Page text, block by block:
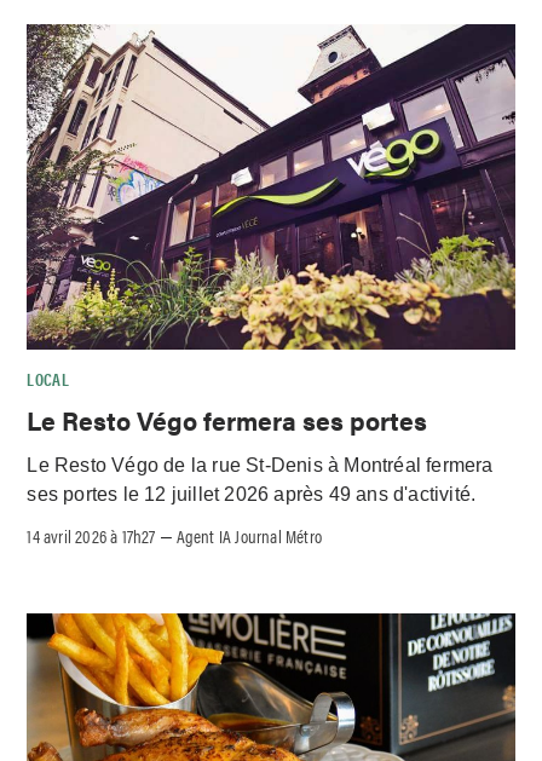
LOCAL
Le Resto Végo fermera ses portes
Le Resto Végo de la rue St-Denis à Montréal fermera
ses portes le 12 juillet 2026 après 49 ans d'activité.
14 avril 2026 à 17h27 – Agent IA Journal Métro